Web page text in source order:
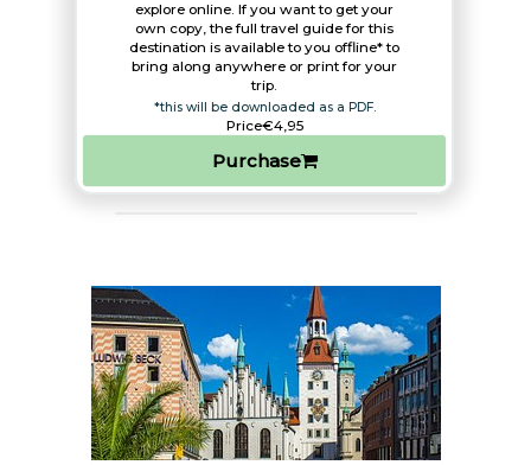
explore online. If you want to get your
own copy, the full travel guide for this
destination is available to you offline* to
bring along anywhere or print for your
trip.​
*this will be downloaded as a PDF.
Price€4,95
Purchase